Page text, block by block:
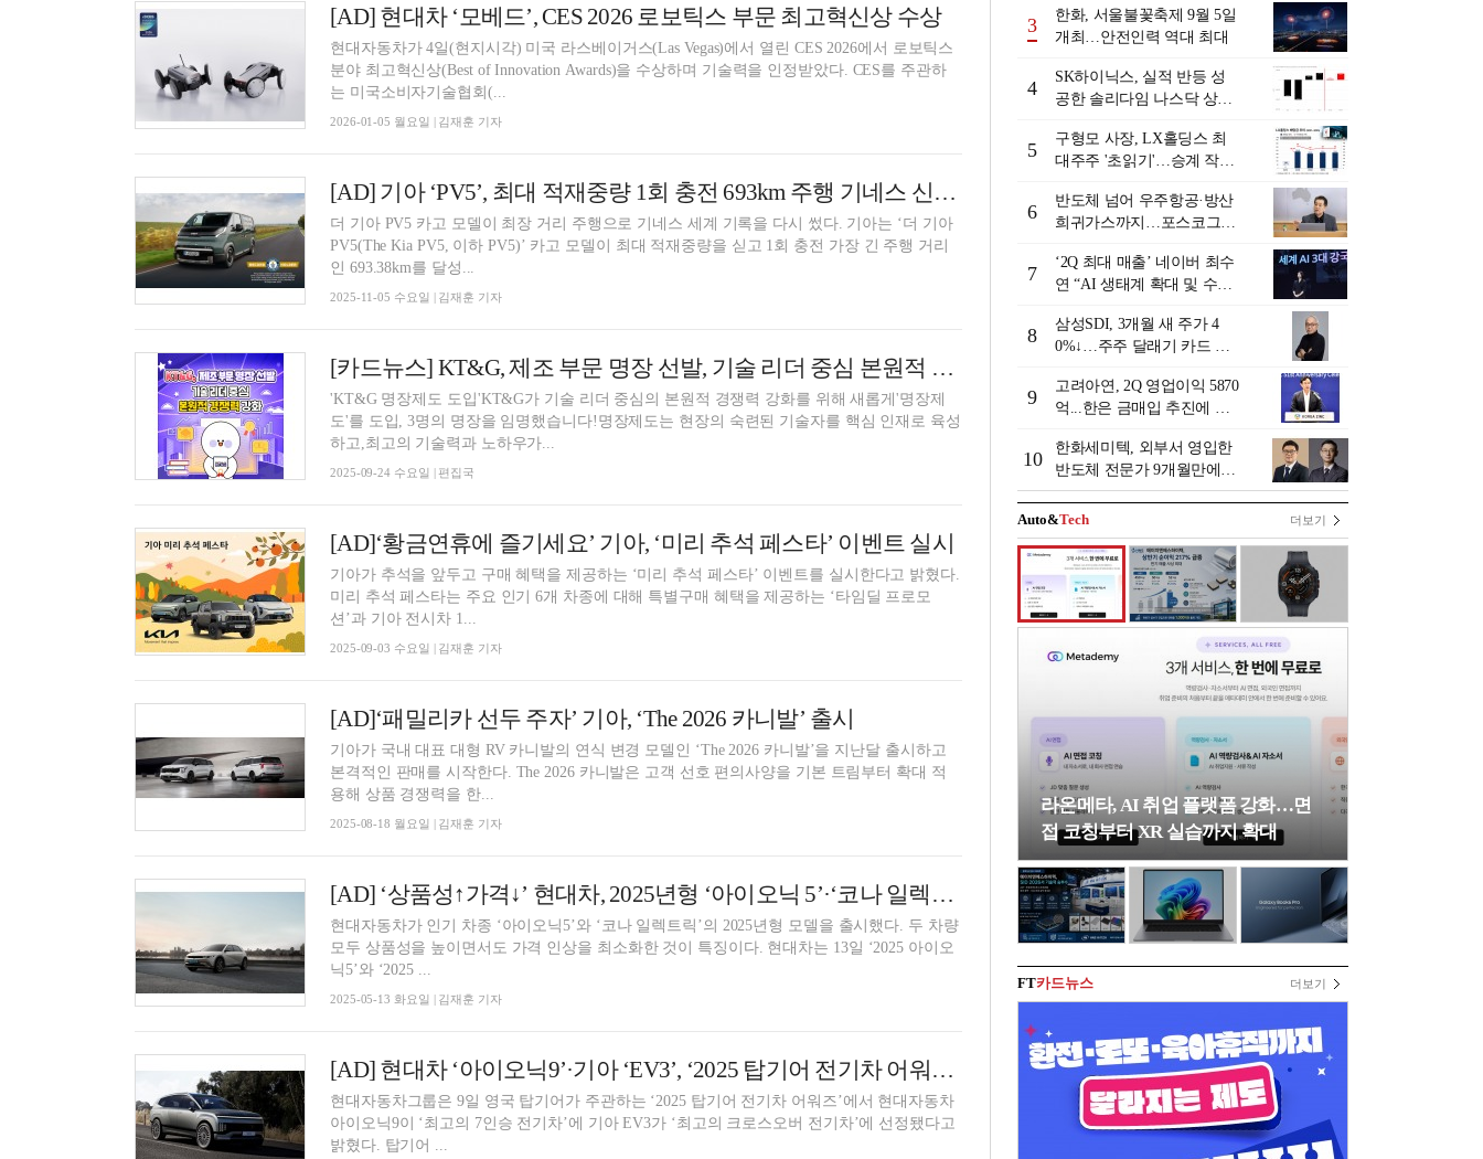
[AD] 현대차 ‘모베드’, CES 2026 로보틱스 부문 최고혁신상 수상
현대자동차가 4일(현지시각) 미국 라스베이거스(Las Vegas)에서 열린 CES 2026에서 로보틱스
분야 최고혁신상(Best of Innovation Awards)을 수상하며 기술력을 인정받았다. CES를 주관하
는 미국소비자기술협회(...
2026-01-05 월요일 | 김재훈 기자
[AD] 기아 ‘PV5’, 최대 적재중량 1회 충전 693km 주행 기네스 신기록
더 기아 PV5 카고 모델이 최장 거리 주행으로 기네스 세계 기록을 다시 썼다. 기아는 ‘더 기아
PV5(The Kia PV5, 이하 PV5)’ 카고 모델이 최대 적재중량을 싣고 1회 충전 가장 긴 주행 거리
인 693.38km를 달성...
2025-11-05 수요일 | 김재훈 기자
[카드뉴스] KT&G, 제조 부문 명장 선발, 기술 리더 중심 본원적 경쟁력 강화
'KT&G 명장제도 도입'KT&G가 기술 리더 중심의 본원적 경쟁력 강화를 위해 새롭게'명장제
도'를 도입, 3명의 명장을 임명했습니다!명장제도는 현장의 숙련된 기술자를 핵심 인재로 육성
하고,최고의 기술력과 노하우가...
2025-09-24 수요일 | 편집국
[AD]‘황금연휴에 즐기세요’ 기아, ‘미리 추석 페스타’ 이벤트 실시
기아가 추석을 앞두고 구매 혜택을 제공하는 ‘미리 추석 페스타’ 이벤트를 실시한다고 밝혔다.
미리 추석 페스타는 주요 인기 6개 차종에 대해 특별구매 혜택을 제공하는 ‘타임딜 프로모
션’과 기아 전시차 1...
2025-09-03 수요일 | 김재훈 기자
[AD]‘패밀리카 선두 주자’ 기아, ‘The 2026 카니발’ 출시
기아가 국내 대표 대형 RV 카니발의 연식 변경 모델인 ‘The 2026 카니발’을 지난달 출시하고
본격적인 판매를 시작한다. The 2026 카니발은 고객 선호 편의사양을 기본 트림부터 확대 적
용해 상품 경쟁력을 한...
2025-08-18 월요일 | 김재훈 기자
[AD] ‘상품성↑가격↓’ 현대차, 2025년형 ‘아이오닉 5’·‘코나 일렉트릭’ 출시
현대자동차가 인기 차종 ‘아이오닉5’와 ‘코나 일렉트릭’의 2025년형 모델을 출시했다. 두 차량
모두 상품성을 높이면서도 가격 인상을 최소화한 것이 특징이다. 현대차는 13일 ‘2025 아이오
닉5’와 ‘2025 ...
2025-05-13 화요일 | 김재훈 기자
[AD] 현대차 ‘아이오닉9’·기아 ‘EV3’, ‘2025 탑기어 전기차 어워즈’ 수상
현대자동차그룹은 9일 영국 탑기어가 주관하는 ‘2025 탑기어 전기차 어워즈’에서 현대자동차
아이오닉9이 ‘최고의 7인승 전기차’에 기아 EV3가 ‘최고의 크로스오버 전기차’에 선정됐다고
밝혔다. 탑기어 ...
3
한화, 서울불꽃축제 9월 5일
개최…안전인력 역대 최대
4
SK하이닉스, 실적 반등 성
공한 솔리다임 나스닥 상장
5
구형모 사장, LX홀딩스 최
대주주 '초읽기'…승계 작업
6
반도체 넘어 우주항공·방산
희귀가스까지…포스코그룹
7
‘2Q 최대 매출’ 네이버 최수
연 “AI 생태계 확대 및 수익
8
삼성SDI, 3개월 새 주가 4
0%↓…주주 달래기 카드 꺼
9
고려아연, 2Q 영업이익 5870
억...한은 금매입 추진에 주
10
한화세미텍, 외부서 영입한
반도체 전문가 9개월만에
교체 왜?
Auto&Tech 더보기
라온메타, AI 취업 플랫폼 강화…면
접 코칭부터 XR 실습까지 확대
FT카드뉴스 더보기